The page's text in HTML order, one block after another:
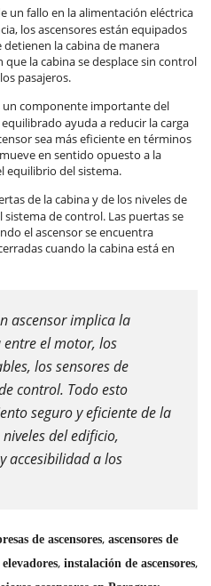
un fallo en la alimentación eléctrica
los ascensores están equipados
la cabina de manera
que la cabina se desplace sin control
pasajeros.
un componente importante del
ayuda a reducir la carga
sea más eficiente en términos
en sentido opuesto a la
equilibrio del sistema.
de la cabina y de los niveles de
de control. Las puertas se
el ascensor se encuentra
cuando la cabina está en
ascensor implica la
el motor, los
los sensores de
control. Todo esto
seguro y eficiente de la
del edificio,
accesibilidad a los
de ascensores, ascensores de
, instalación de ascensores,